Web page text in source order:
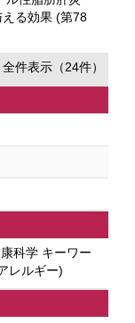
える効果 (第78
全件表示（24件）
科学 キーワー
レルギー)